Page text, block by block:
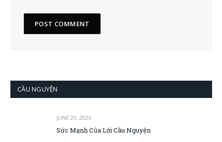
CẦU NGUYỆN
JUNE 29, 2026
Sức Mạnh Của Lời Cầu Nguyện